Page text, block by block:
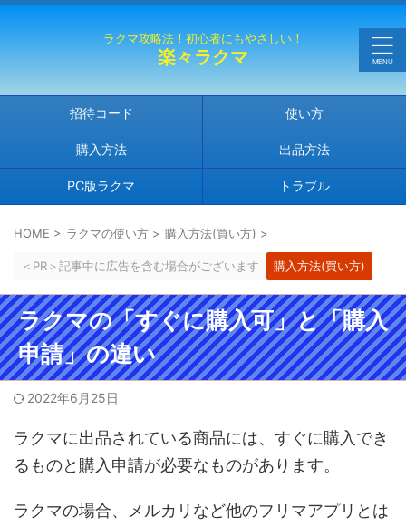
ラクマ攻略法！初心者にもやさしい！
楽々ラクマ
招待コード 使い方
購入方法 出品方法
PC版ラクマ トラブル
HOME > ラクマの使い方 > 購入方法(買い方) >
＜PR＞記事中に広告を含む場合がございます 購入方法(買い方)
ラクマの「すぐに購入可」と「購入
申請」の違い
2022年6月25日
ラクマに出品されている商品には、すぐに購入でき
るものと購入申請が必要なものがあります。
ラクマの場合、メルカリなど他のフリマアプリとは